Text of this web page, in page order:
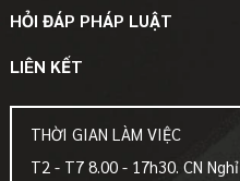
HỎI ĐÁP PHÁP LUẬT
LIÊN KẾT
THỜI GIAN LÀM VIỆC
T2 - T7 8.00 - 17h30. CN Nghỉ